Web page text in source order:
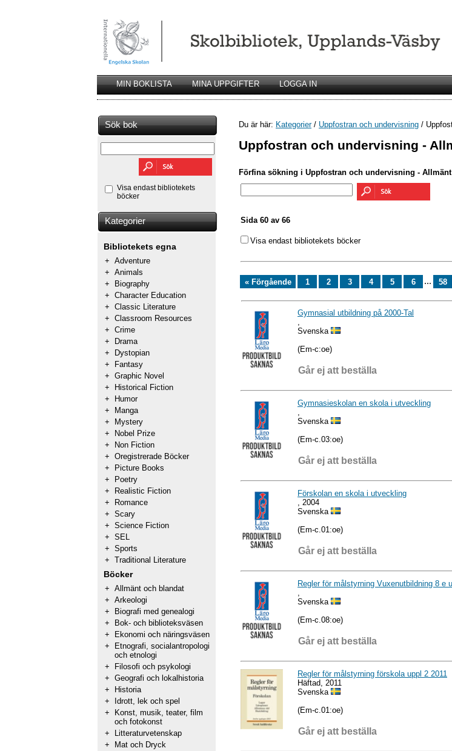
MIN BOKLISTA MINA UPPGIFTER LOGGA IN
Sök bok
Visa endast bibliotekets
böcker
Kategorier
Bibliotekets egna
+ Adventure
+ Animals
+
Biography
+ Character Education
+ Classic Literature
+ Classroom Resources
+ Crime
+
Drama
+
Dystopian
+
Fantasy
+ Graphic Novel
+
Historical Fiction
+
Humor
+
Manga
+
Mystery
+
Nobel Prize
+
Non Fiction
+ Oregistrerade Böcker
+
Picture Books
+
Poetry
+
Realistic Fiction
+
Romance
+ Scary
+ Science Fiction
+ SEL
+ Sports
+ Traditional Literature
Böcker
+ Allmänt och blandat
+ Arkeologi
+
Biografi med genealogi
+
Bok- och biblioteksväsen
+
Ekonomi och näringsväsen
+
Etnografi, socialantropologi
och etnologi
+
Filosofi och psykologi
+ Geografi och lokalhistoria
+
Historia
+
Idrott, lek och spel
+
Konst, musik, teater, film
och fotokonst
+
Litteraturvetenskap
+
Mat och Dryck
Du är här: Kategorier/ Uppfostran och undervisning /
Uppfostran och undervisning -
Förfina sökning i Uppfostran och undervisning - Allmänt
Sida 60 av 66
Visa endast bibliotekets böcker
« Förgående 1 2 3 4 5 6 ... 58
Gymnasial utbildning på 2000-Tal
Svenska
(Em-c:oe)
Går ej att beställa
Gymnasieskolan en skola i utveckling
Svenska
(Em-c.03:oe)
Går ej att beställa
Förskolan en skola i utveckling
, 2004
Svenska
(Em-c.01:oe)
Går ej att beställa
Regler för målstyrning Vuxenutbildning 8 e
Svenska
(Em-c.08:oe)
Går ej att beställa
Regler för målstyrning förskola uppl 2 2011
Häftad, 2011
Svenska
(Em-c.01:oe)
Går ej att beställa